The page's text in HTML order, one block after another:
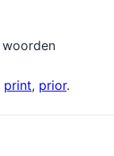
print, prior.